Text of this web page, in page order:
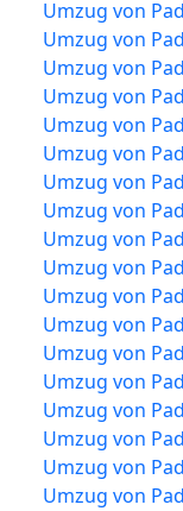
Umzug von
Umzug von
Umzug von
Umzug von
Umzug von
Umzug von
Umzug von
Umzug von
Umzug von
Umzug von
Umzug von
Umzug von
Umzug von
Umzug von
Umzug von
Umzug von
Umzug von
Umzug von